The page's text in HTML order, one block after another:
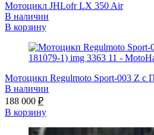
Мотоцикл JHLofr LX 350 Air
В наличии
В корзину
Мотоцикп Regulmoto Sport-003 Z с
В наличии
188 000 ₽
В корзину